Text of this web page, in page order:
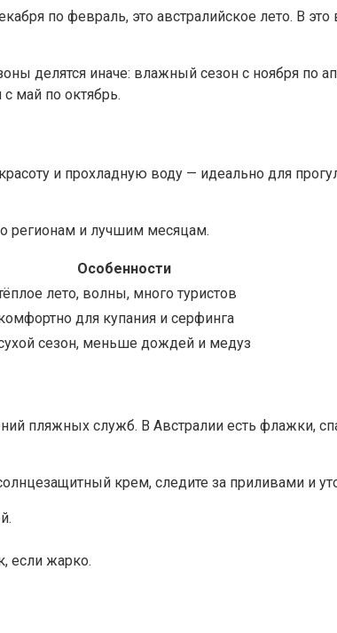
по февраль, это австралийское лето. В
делятся иначе: влажный сезон с ноября по
май по октябрь.
и прохладную воду — идеально для
регионам и лучшим месяцам.
Особенности
лето, волны, много туристов
для купания и серфинга
сезон, меньше дождей и медуз
пляжных служб. В Австралии есть флажки,
крем, следите за приливами и
если жарко.